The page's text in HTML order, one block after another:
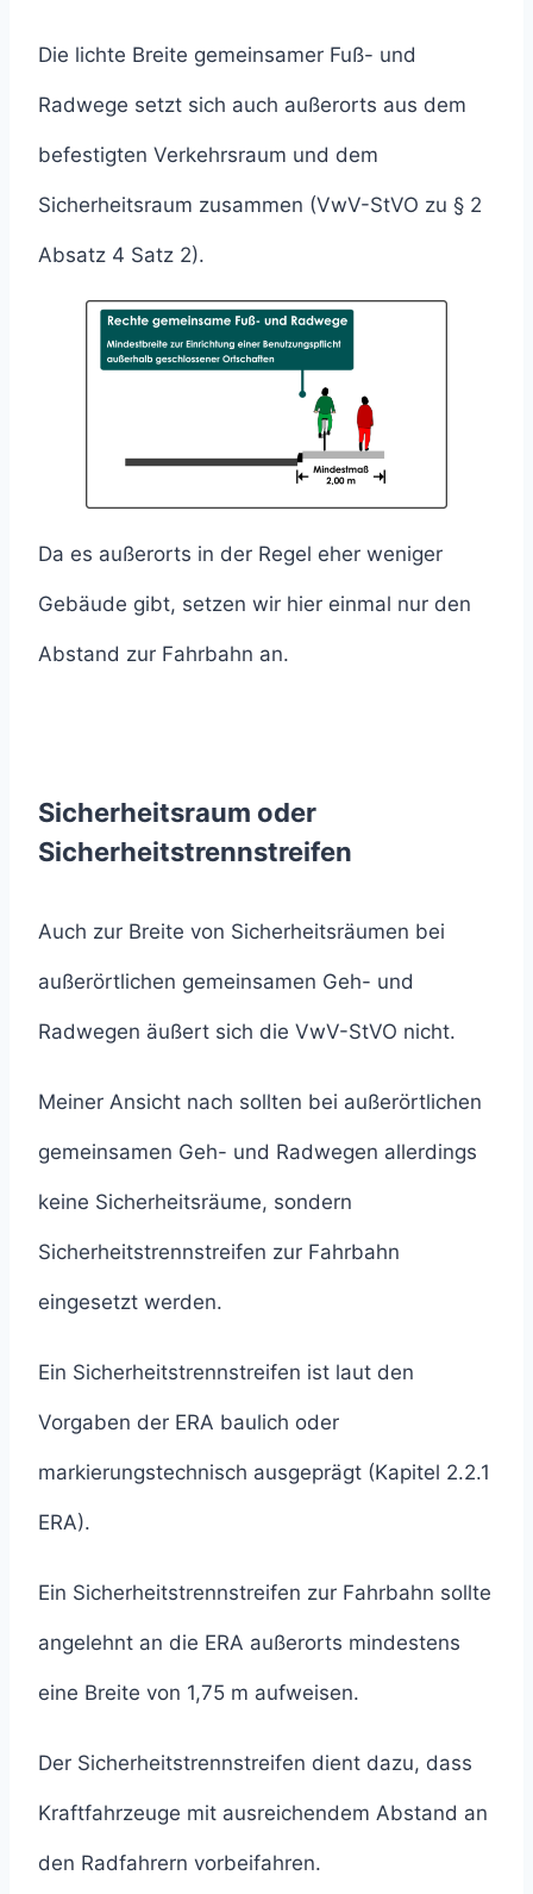
Die lichte Breite gemeinsamer Fuß- und
Radwege setzt sich auch außerorts aus dem
befestigten Verkehrsraum und dem
Sicherheitsraum zusammen (VwV-StVO zu § 2
Absatz 4 Satz 2).
Da es außerorts in der Regel eher weniger
Gebäude gibt, setzen wir hier einmal nur den
Abstand zur Fahrbahn an.
Sicherheitsraum oder
Sicherheitstrennstreifen
Auch zur Breite von Sicherheitsräumen bei
außerörtlichen gemeinsamen Geh- und
Radwegen äußert sich die VwV-StVO nicht.
Meiner Ansicht nach sollten bei außerörtlichen
gemeinsamen Geh- und Radwegen allerdings
keine Sicherheitsräume, sondern
Sicherheitstrennstreifen zur Fahrbahn
eingesetzt werden.
Ein Sicherheitstrennstreifen ist laut den
Vorgaben der ERA baulich oder
markierungstechnisch ausgeprägt (Kapitel 2.2.1
ERA).
Ein Sicherheitstrennstreifen zur Fahrbahn sollte
angelehnt an die ERA außerorts mindestens
eine Breite von 1,75 m aufweisen.
Der Sicherheitstrennstreifen dient dazu, dass
Kraftfahrzeuge mit ausreichendem Abstand an
den Radfahrern vorbeifahren.